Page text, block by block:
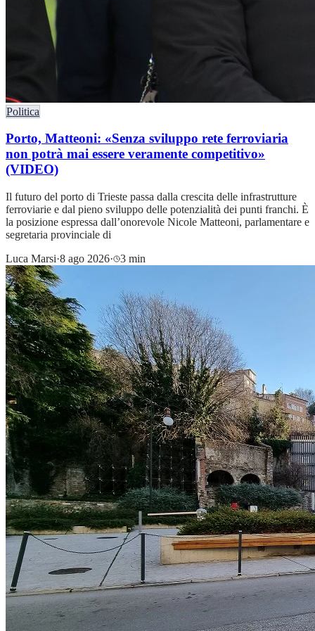
Politica
Porto, Matteoni: «Senza sviluppo rete ferroviaria
non potrà mai essere veramente competitivo»
(VIDEO)
Il futuro del porto di Trieste passa dalla crescita delle infrastrutture
ferroviarie e dal pieno sviluppo delle potenzialità dei punti franchi. È
la posizione espressa dall’onorevole Nicole Matteoni, parlamentare e
segretaria provinciale di
Luca Marsi·8 ago 2026· 3 min